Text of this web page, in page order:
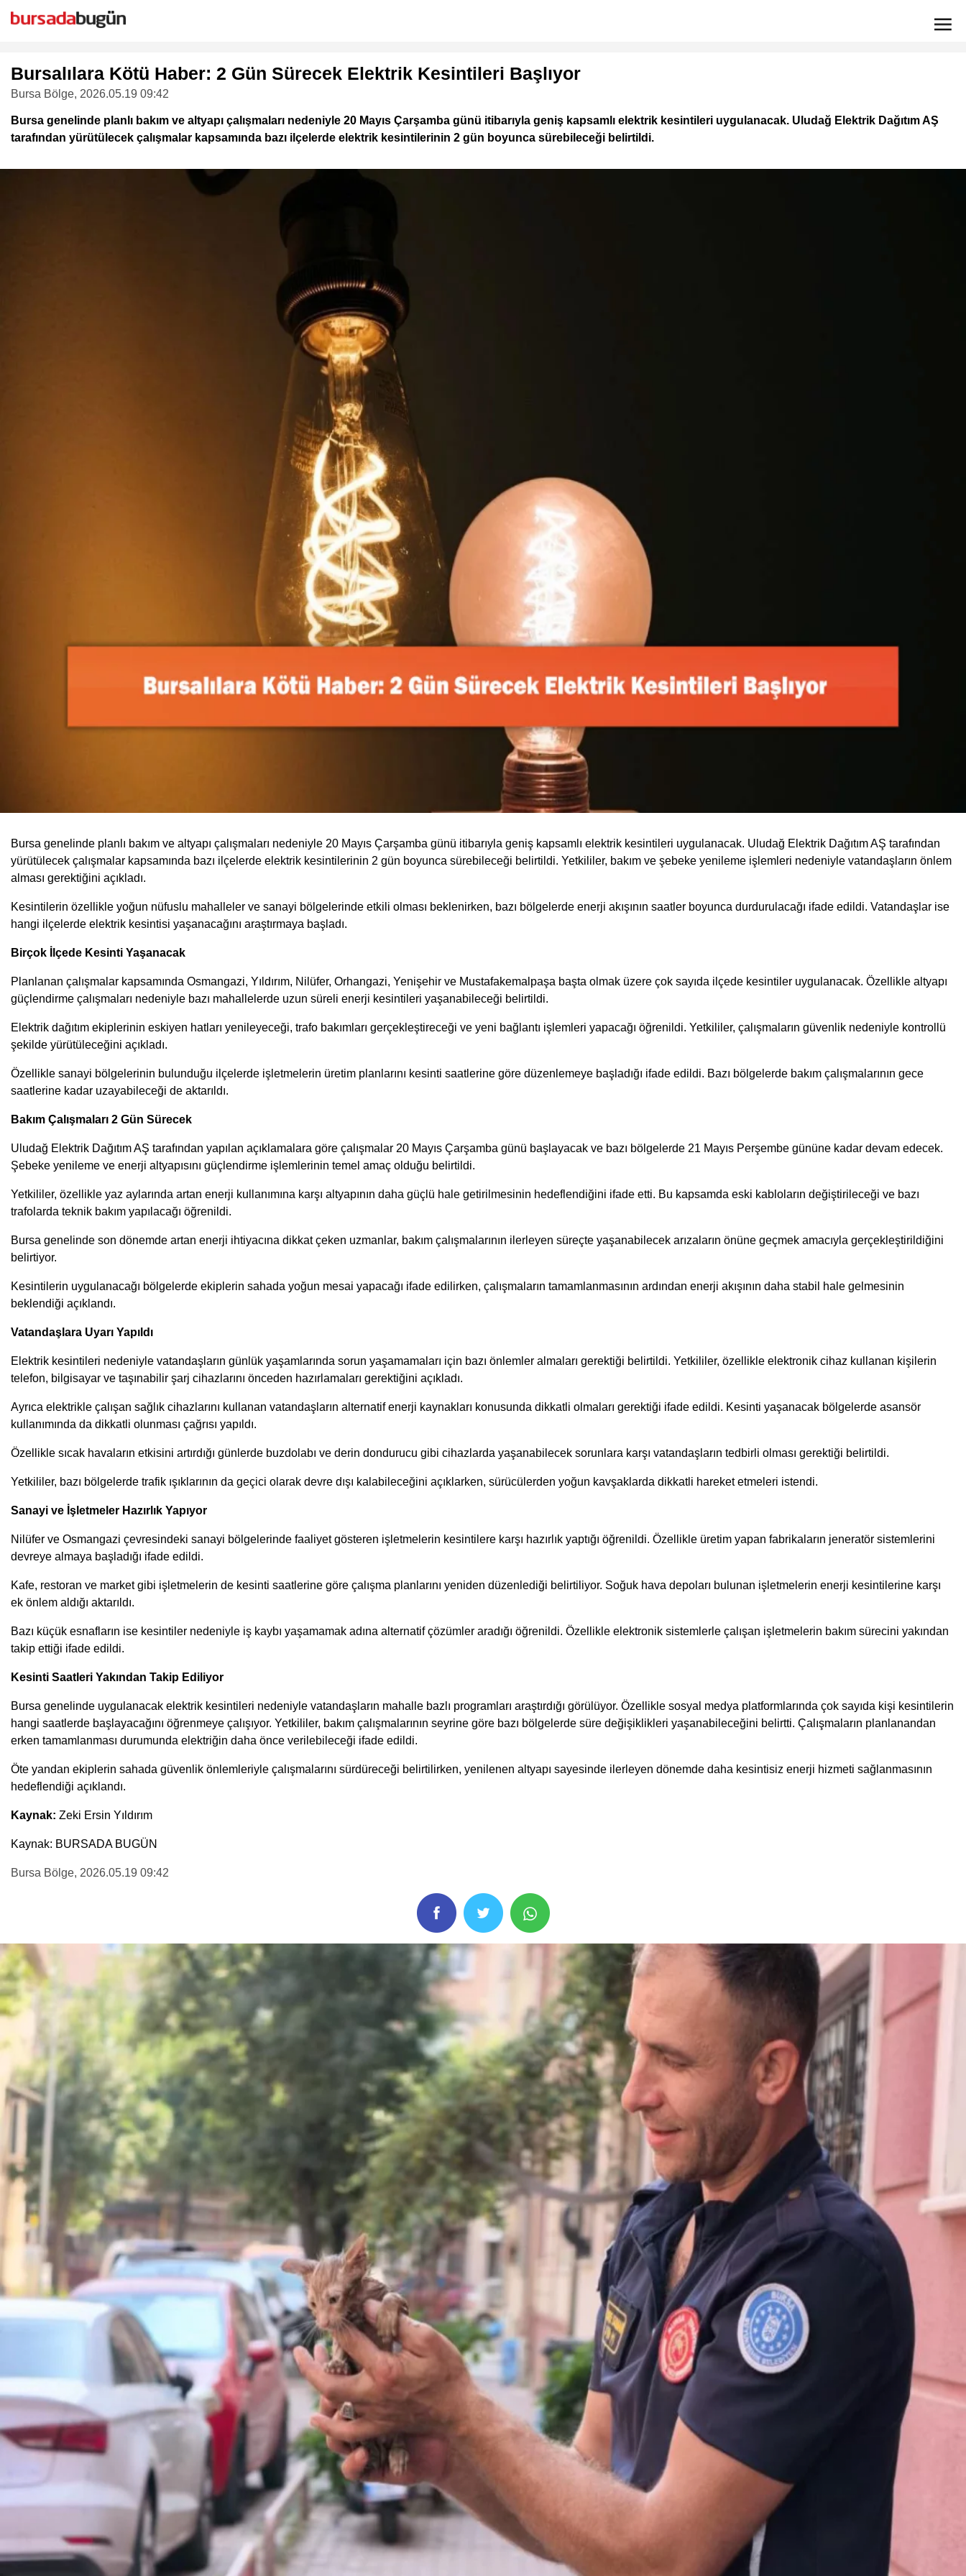
Bursalılara Kötü Haber: 2 Gün Sürecek Elektrik Kesintileri Başlıyor
Bursa Bölge, 2026.05.19 09:42
Bursa genelinde planlı bakım ve altyapı çalışmaları nedeniyle 20 Mayıs Çarşamba günü itibarıyla geniş kapsamlı elektrik kesintileri uygulanacak. Uludağ Elektrik Dağıtım AŞ
tarafından yürütülecek çalışmalar kapsamında bazı ilçelerde elektrik kesintilerinin 2 gün boyunca sürebileceği belirtildi.
Bursa genelinde planlı bakım ve altyapı çalışmaları nedeniyle 20 Mayıs Çarşamba günü itibarıyla geniş kapsamlı elektrik kesintileri uygulanacak. Uludağ Elektrik Dağıtım AŞ tarafından
yürütülecek çalışmalar kapsamında bazı ilçelerde elektrik kesintilerinin 2 gün boyunca sürebileceği belirtildi. Yetkililer, bakım ve şebeke yenileme işlemleri nedeniyle vatandaşların önlem
alması gerektiğini açıkladı.
Kesintilerin özellikle yoğun nüfuslu mahalleler ve sanayi bölgelerinde etkili olması beklenirken, bazı bölgelerde enerji akışının saatler boyunca durdurulacağı ifade edildi. Vatandaşlar ise
hangi ilçelerde elektrik kesintisi yaşanacağını araştırmaya başladı.
Birçok İlçede Kesinti Yaşanacak
Planlanan çalışmalar kapsamında Osmangazi, Yıldırım, Nilüfer, Orhangazi, Yenişehir ve Mustafakemalpaşa başta olmak üzere çok sayıda ilçede kesintiler uygulanacak. Özellikle altyapı
güçlendirme çalışmaları nedeniyle bazı mahallelerde uzun süreli enerji kesintileri yaşanabileceği belirtildi.
Elektrik dağıtım ekiplerinin eskiyen hatları yenileyeceği, trafo bakımları gerçekleştireceği ve yeni bağlantı işlemleri yapacağı öğrenildi. Yetkililer, çalışmaların güvenlik nedeniyle kontrollü
şekilde yürütüleceğini açıkladı.
Özellikle sanayi bölgelerinin bulunduğu ilçelerde işletmelerin üretim planlarını kesinti saatlerine göre düzenlemeye başladığı ifade edildi. Bazı bölgelerde bakım çalışmalarının gece
saatlerine kadar uzayabileceği de aktarıldı.
Bakım Çalışmaları 2 Gün Sürecek
Uludağ Elektrik Dağıtım AŞ tarafından yapılan açıklamalara göre çalışmalar 20 Mayıs Çarşamba günü başlayacak ve bazı bölgelerde 21 Mayıs Perşembe gününe kadar devam edecek.
Şebeke yenileme ve enerji altyapısını güçlendirme işlemlerinin temel amaç olduğu belirtildi.
Yetkililer, özellikle yaz aylarında artan enerji kullanımına karşı altyapının daha güçlü hale getirilmesinin hedeflendiğini ifade etti. Bu kapsamda eski kabloların değiştirileceği ve bazı
trafolarda teknik bakım yapılacağı öğrenildi.
Bursa genelinde son dönemde artan enerji ihtiyacına dikkat çeken uzmanlar, bakım çalışmalarının ilerleyen süreçte yaşanabilecek arızaların önüne geçmek amacıyla gerçekleştirildiğini
belirtiyor.
Kesintilerin uygulanacağı bölgelerde ekiplerin sahada yoğun mesai yapacağı ifade edilirken, çalışmaların tamamlanmasının ardından enerji akışının daha stabil hale gelmesinin
beklendiği açıklandı.
Vatandaşlara Uyarı Yapıldı
Elektrik kesintileri nedeniyle vatandaşların günlük yaşamlarında sorun yaşamamaları için bazı önlemler almaları gerektiği belirtildi. Yetkililer, özellikle elektronik cihaz kullanan kişilerin
telefon, bilgisayar ve taşınabilir şarj cihazlarını önceden hazırlamaları gerektiğini açıkladı.
Ayrıca elektrikle çalışan sağlık cihazlarını kullanan vatandaşların alternatif enerji kaynakları konusunda dikkatli olmaları gerektiği ifade edildi. Kesinti yaşanacak bölgelerde asansör
kullanımında da dikkatli olunması çağrısı yapıldı.
Özellikle sıcak havaların etkisini artırdığı günlerde buzdolabı ve derin dondurucu gibi cihazlarda yaşanabilecek sorunlara karşı vatandaşların tedbirli olması gerektiği belirtildi.
Yetkililer, bazı bölgelerde trafik ışıklarının da geçici olarak devre dışı kalabileceğini açıklarken, sürücülerden yoğun kavşaklarda dikkatli hareket etmeleri istendi.
Sanayi ve İşletmeler Hazırlık Yapıyor
Nilüfer ve Osmangazi çevresindeki sanayi bölgelerinde faaliyet gösteren işletmelerin kesintilere karşı hazırlık yaptığı öğrenildi. Özellikle üretim yapan fabrikaların jeneratör sistemlerini
devreye almaya başladığı ifade edildi.
Kafe, restoran ve market gibi işletmelerin de kesinti saatlerine göre çalışma planlarını yeniden düzenlediği belirtiliyor. Soğuk hava depoları bulunan işletmelerin enerji kesintilerine karşı
ek önlem aldığı aktarıldı.
Bazı küçük esnafların ise kesintiler nedeniyle iş kaybı yaşamamak adına alternatif çözümler aradığı öğrenildi. Özellikle elektronik sistemlerle çalışan işletmelerin bakım sürecini yakından
takip ettiği ifade edildi.
Kesinti Saatleri Yakından Takip Ediliyor
Bursa genelinde uygulanacak elektrik kesintileri nedeniyle vatandaşların mahalle bazlı programları araştırdığı görülüyor. Özellikle sosyal medya platformlarında çok sayıda kişi kesintilerin
hangi saatlerde başlayacağını öğrenmeye çalışıyor. Yetkililer, bakım çalışmalarının seyrine göre bazı bölgelerde süre değişiklikleri yaşanabileceğini belirtti. Çalışmaların planlanandan
erken tamamlanması durumunda elektriğin daha önce verilebileceği ifade edildi.
Öte yandan ekiplerin sahada güvenlik önlemleriyle çalışmalarını sürdüreceği belirtilirken, yenilenen altyapı sayesinde ilerleyen dönemde daha kesintisiz enerji hizmeti sağlanmasının
hedeflendiği açıklandı.
Kaynak: Zeki Ersin Yıldırım
Kaynak: BURSADA BUGÜN
Bursa Bölge, 2026.05.19 09:42